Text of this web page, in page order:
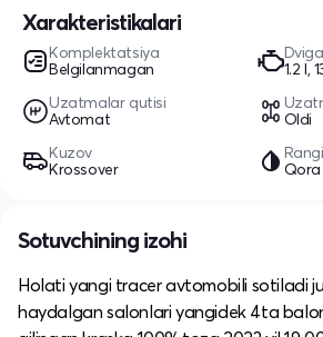
Xarakteristikalari
Komplektatsiya
Belgilanmagan
1.2 l,
Uzatmalar qutisi
Avtomat
Oldi
Kuzov
Krossover
Rangi
Qora
Sotuvchining izohi
Holati yangi tracer avtomobili sotiladi
haydalgan salonlari yangidek 4ta